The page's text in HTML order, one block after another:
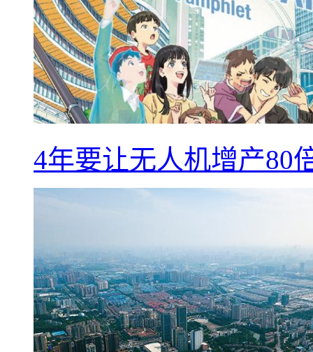
4年要让无人机增产80